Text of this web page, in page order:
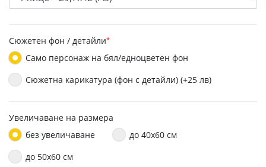
Сюжетен фон / детайли*
Само персонаж на бял/едноцветен фон
Сюжетна карикатура (фон с детайли) (+25 лв)
Увеличаване на размера
без увеличаване
до 40х60 см
до 50x60 см